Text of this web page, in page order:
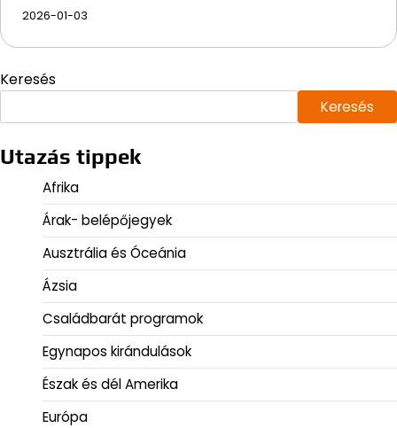
2026-01-03
Keresés
Keresés
Utazás tippek
Afrika
Árak- belépőjegyek
Ausztrália és Óceánia
Ázsia
Családbarát programok
Egynapos kirándulások
Észak és dél Amerika
Európa